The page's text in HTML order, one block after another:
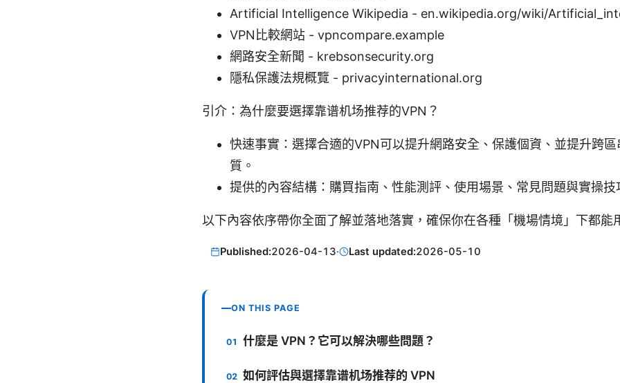
Artificial Intelligence Wikipedia - en.wikipedia.org/wiki/
VPN比較網站 - vpncompare.example
網路安全新聞 - krebsonsecurity.org
隱私保護法規概覽 - privacyinternational.org
引介：為什麼要選擇靠谱机场推荐的VPN？
快速事實：選擇合適的VPN可以提升網路安全、保護個資、並提升跨
質。
提供的內容結構：購買指南、性能測評、使用場景、常見問題與實操技
以下內容依序帶你全面了解並落地落實，確保你在各種「機場情境」下都能
Published:2026-04-13· Last updated:2026-05-10
ON THIS PAGE
什麼是 VPN？它可以解決哪些問題？
如何評估與選擇靠谱机场推荐的 VPN